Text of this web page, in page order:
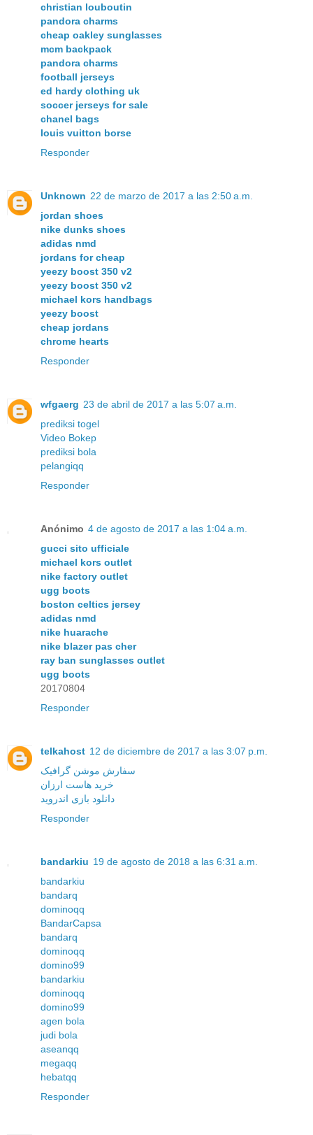
christian louboutin
pandora charms
cheap oakley sunglasses
mcm backpack
pandora charms
football jerseys
ed hardy clothing uk
soccer jerseys for sale
chanel bags
louis vuitton borse
Responder
Unknown 22 de marzo de 2017 a las 2:50 a.m.
jordan shoes
nike dunks shoes
adidas nmd
jordans for cheap
yeezy boost 350 v2
yeezy boost 350 v2
michael kors handbags
yeezy boost
cheap jordans
chrome hearts
Responder
wfgaerg 23 de abril de 2017 a las 5:07 a.m.
prediksi togel
Video Bokep
prediksi bola
pelangiqq
Responder
Anónimo 4 de agosto de 2017 a las 1:04 a.m.
gucci sito ufficiale
michael kors outlet
nike factory outlet
ugg boots
boston celtics jersey
adidas nmd
nike huarache
nike blazer pas cher
ray ban sunglasses outlet
ugg boots
20170804
Responder
telkahost 12 de diciembre de 2017 a las 3:07 p.m.
سفارش موشن گرافیک
خرید هاست ارزان
دانلود بازی اندروید
Responder
bandarkiu 19 de agosto de 2018 a las 6:31 a.m.
bandarkiu
bandarq
dominoqq
BandarCapsa
bandarq
dominoqq
domino99
bandarkiu
dominoqq
domino99
agen bola
judi bola
aseanqq
megaqq
hebatqq
Responder